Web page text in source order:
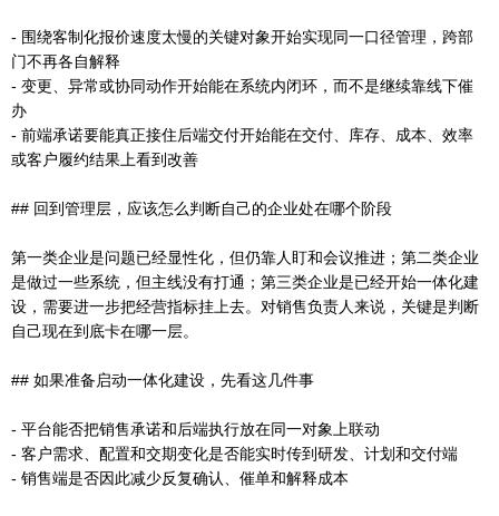
- 围绕客制化报价速度太慢的关键对象开始实现同一口径管理，跨部
门不再各自解释
- 变更、异常或协同动作开始能在系统内闭环，而不是继续靠线下催
办
- 前端承诺要能真正接住后端交付开始能在交付、库存、成本、效率
或客户履约结果上看到改善
## 回到管理层，应该怎么判断自己的企业处在哪个阶段
第一类企业是问题已经显性化，但仍靠人盯和会议推进；第二类企业
是做过一些系统，但主线没有打通；第三类企业是已经开始一体化建
设，需要进一步把经营指标挂上去。对销售负责人来说，关键是判断
自己现在到底卡在哪一层。
## 如果准备启动一体化建设，先看这几件事
- 平台能否把销售承诺和后端执行放在同一对象上联动
- 客户需求、配置和交期变化是否能实时传到研发、计划和交付端
- 销售端是否因此减少反复确认、催单和解释成本